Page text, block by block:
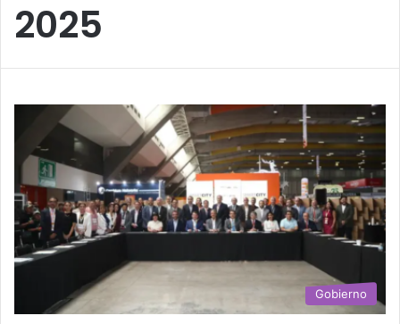
2025
Gobierno